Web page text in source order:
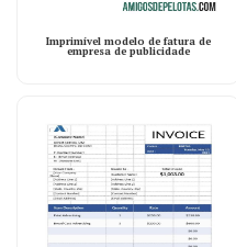
Imprimível modelo de fatura de
empresa de publicidade